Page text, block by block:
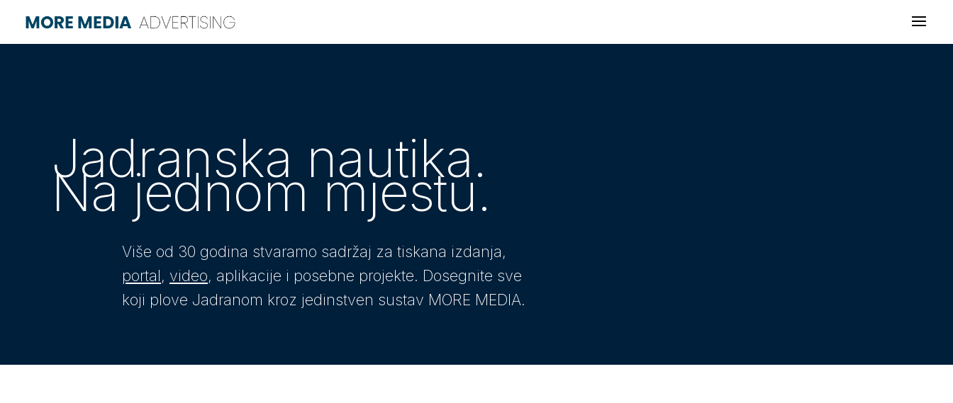
Jadranska nautika.
Na jednom mjestu.
Više od 30 godina stvaramo sadržaj za tiskana izdanja,
portal, video, aplikacije i posebne projekte. Dosegnite sve
koji plove Jadranom kroz jedinstven sustav MORE MEDIA.